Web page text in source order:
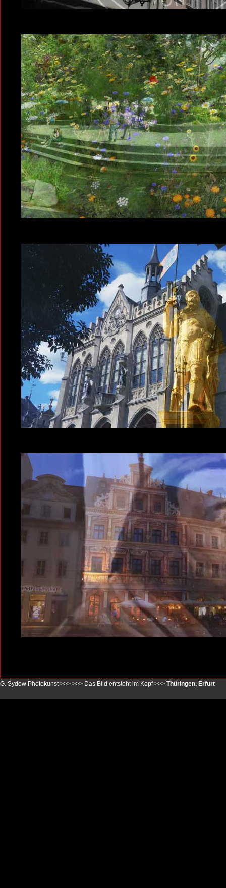
G. Sydow Photokunst >>> >>> Das Bild entsteht im Kopf>>> Thüringen, Erfurt